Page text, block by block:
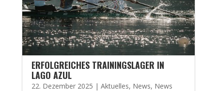
ERFOLGREICHES TRAININGSLAGER IN
LAGO AZUL
22. Dezember 2025 | Aktuelles, News, News